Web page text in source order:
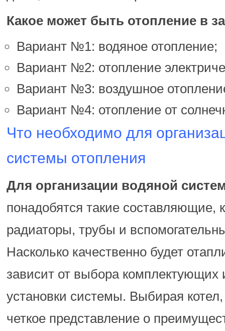
Какое может быть отопление в
Вариант №1: водяное отопление;
Вариант №2: отопление
Вариант №3: воздушное
Вариант №4: отопление от
Что необходимо для
системы отопления
Для организации водяной
понадобятся такие составляющие,
радиаторы, трубы и
Насколько качественно будет
зависит от выбора комплектующих
установки системы. Выбирая
четкое представление о